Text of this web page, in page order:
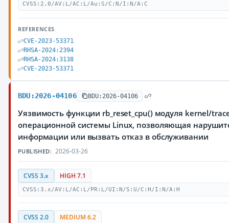
CVSS:2.0/AV:L/AC:L/Au:S/C:N/I:N/A:C
REFERENCES
CVE-2023-53371
RHSA-2024:2394
RHSA-2024:3138
CVE-2023-53371
BDU:2026-04106 BDU:2026-04106
Уязвимость функции rb_reset_cpu() модуля kernel/
операционной системы Linux, позволяющая
информации или вызвать отказ в обслуживании
PUBLISHED: 2026-03-26
CVSS 3.x HIGH 7.1
CVSS:3.x/AV:L/AC:L/PR:L/UI:N/S:U/C:H/I:N/A:H
CVSS 2.0 MEDIUM 6.2